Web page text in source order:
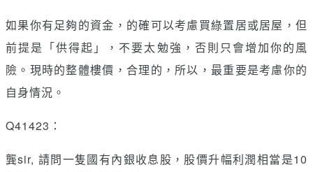
如果你有足夠的資金，的確可以考慮買綠置居或居屋，但
前提是「供得起」，不要太勉強，否則只會增加你的風
險。現時的整體樓價，合理的，所以，最重要是考慮你的
自身情況。
Q41423：
龔sir, 請問一隻國有內銀收息股，股價升幅利潤相當是10